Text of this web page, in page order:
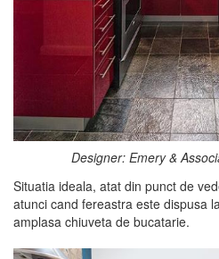
Designer: Emery &
Situatia ideala, atat din punct de
atunci cand fereastra este dispusa
amplasa chiuveta de bucatarie.